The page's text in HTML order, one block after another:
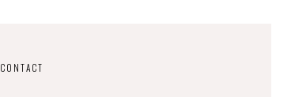
CONTACT